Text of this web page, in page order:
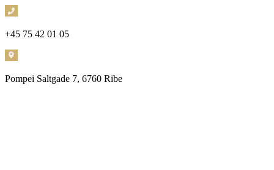
+45 75 42 01 05
Pompei Saltgade 7, 6760 Ribe